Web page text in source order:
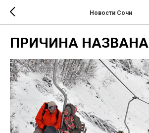
Новости Сочи
ПРИЧИНА НАЗВАНА